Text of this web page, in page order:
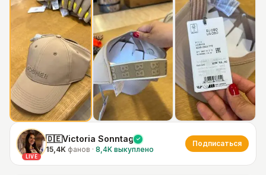
LIVE
🇩🇪Victoria Sonntag
15,4K фанов · 8,4K выкуплено
Подписаться